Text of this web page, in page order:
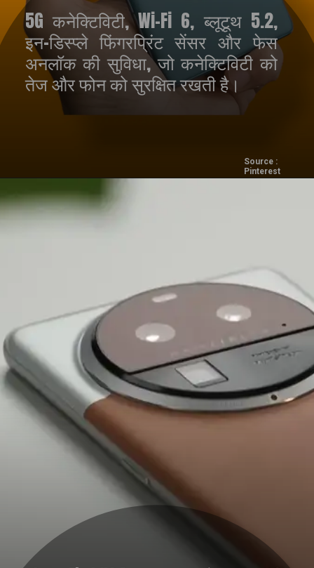
5G कनेक्टिविटी, Wi-Fi 6, ब्लूटूथ 5.2,
इन-डिस्प्ले फिंगरप्रिंट सेंसर और फेस
अनलॉक की सुविधा, जो कनेक्टिविटी को
तेज और फोन को सुरक्षित रखती है।
Source :
Pinterest